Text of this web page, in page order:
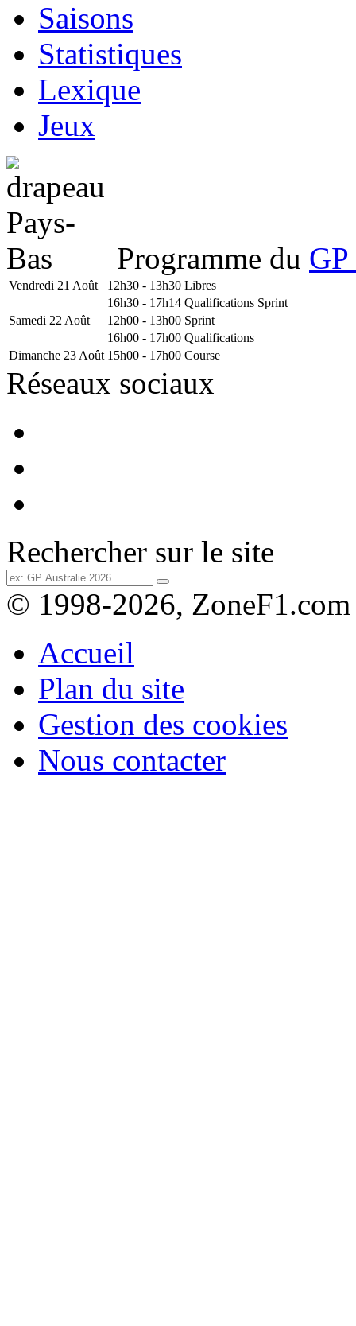
Saisons
Statistiques
Lexique
Jeux
Programme du
Vendredi 21 Août 12h30 - 13h30 Libres
16h30 - 17h14 Qualifications Sprint
Samedi 22 Août
12h00 - 13h00 Sprint
16h00 - 17h00 Qualifications
Dimanche 23 Août 15h00 - 17h00 Course
Réseaux sociaux
Rechercher sur le site
© 1998-2026, ZoneF1.com
Accueil
Plan du site
Gestion des cookies
Nous contacter